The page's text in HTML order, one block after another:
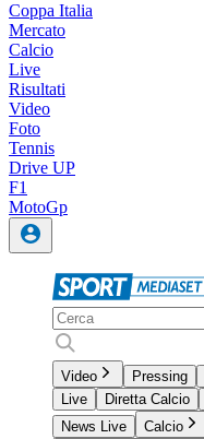
Coppa Italia
Mercato
Calcio
Live
Risultati
Video
Foto
Tennis
Drive UP
F1
MotoGp
Video Pressing
Live
Diretta Calcio
News Live
Calcio